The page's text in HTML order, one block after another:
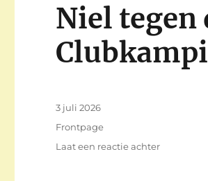
Niel tegen
Gepubliceerd
3 juli 2026
Categorieën
Frontpage
Laat een reactie achterop